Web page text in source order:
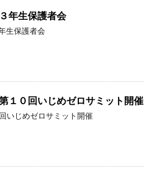
年生保護者会
生保護者会
１０回いじめゼロサミット開催
いじめゼロサミット開催